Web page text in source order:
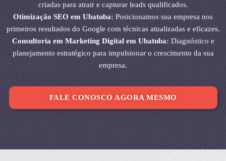
criadas para atrair e capturar leads qualificados.
Otimização SEO em Ubatuba:Posicionamos sua empresa nos
primeiros resultados do Google com técnicas atualizadas e eficazes.
Consultoria em Marketing Digital em Ubatuba:Diagnóstico e
planejamento estratégico para impulsionar o crescimento da sua
empresa.
FALE CONOSCO AGORA MESMO